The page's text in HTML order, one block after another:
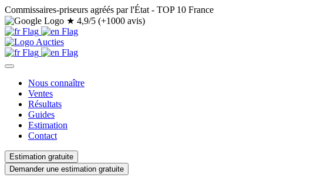
Commissaires-priseurs agréés par l'État - TOP 10 France
★ 4,9/5 (+1000 avis)
Nous connaître
Ventes
Résultats
Guides
Estimation
Contact
Estimation gratuite
Demander une estimation gratuite